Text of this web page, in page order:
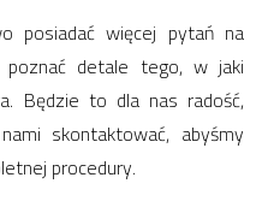
posiadać więcej pytań na
detale tego, w jaki
Będzie to dla nas radość,
skontaktować, abyśmy
procedury.